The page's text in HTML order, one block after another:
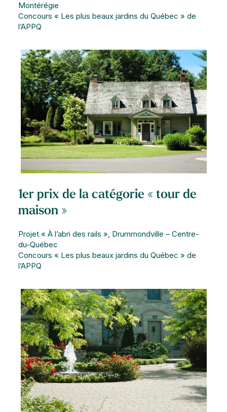
Montérégie
Concours « Les plus beaux jardins du Québec » de
l’APPQ
1er prix de la catégorie « tour de
maison »
Projet « À l’abri des rails », Drummondville – Centre-
du-Québec
Concours « Les plus beaux jardins du Québec » de
l’APPQ